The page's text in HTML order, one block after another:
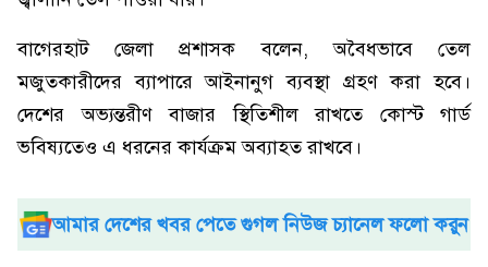
বাগেরহাট জেলা প্রশাসক বলেন, অবৈধভাবে তেল
মজুতকারীদের ব্যাপারে আইনানুগ ব্যবস্থা গ্রহণ করা হবে।
দেশের অভ্যন্তরীণ বাজার স্থিতিশীল রাখতে কোস্ট গার্ড
ভবিষ্যতেও এ ধরনের কার্যক্রম অব্যাহত রাখবে।
আমার দেশের খবর পেতে গুগল নিউজ চ্যানেল ফলো করুন